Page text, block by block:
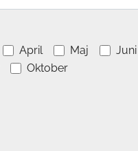
April Maj
Juni
Oktober